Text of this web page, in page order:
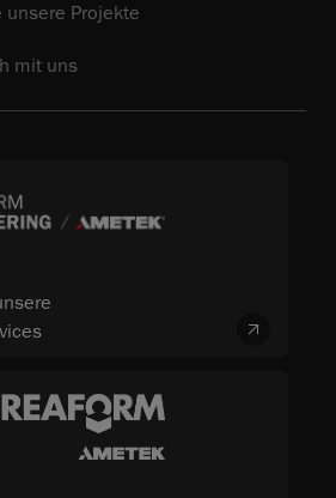
unsere Projekte
mit uns